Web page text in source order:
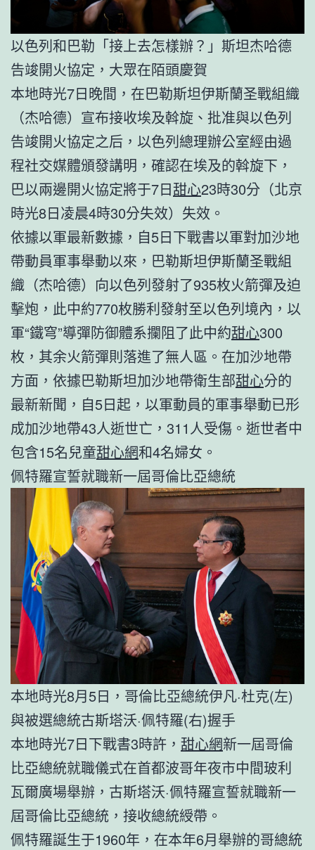
以色列和巴勒「接上去怎樣辦？」斯坦杰哈德
告竣開火協定，大眾在陌頭慶賀
本地時光7日晚間，在巴勒斯坦伊斯蘭圣戰組織
（杰哈德）宣布接收埃及斡旋、批准與以色列
告竣開火協定之后，以色列總理辦公室經由過
程社交媒體頒發講明，確認在埃及的斡旋下，
巴以兩邊開火協定將于7日甜心23時30分（北京
時光8日凌晨4時30分失效）失效。
依據以軍最新數據，自5日下戰書以軍對加沙地
帶動員軍事舉動以來，巴勒斯坦伊斯蘭圣戰組
織（杰哈德）向以色列發射了935枚火箭彈及迫
擊炮，此中約770枚勝利發射至以色列境內，以
軍“鐵穹”導彈防御體系攔阻了此中約甜心300
枚，其余火箭彈則落進了無人區。在加沙地帶
方面，依據巴勒斯坦加沙地帶衛生部甜心分的
最新新聞，自5日起，以軍動員的軍事舉動已形
成加沙地帶43人逝世亡，311人受傷。逝世者中
包含15名兒童甜心網和4名婦女。
佩特羅宣誓就職新一屆哥倫比亞總統
本地時光8月5日，哥倫比亞總統伊凡·杜克(左)
與被選總統古斯塔沃·佩特羅(右)握手
本地時光7日下戰書3時許， 甜心網新一屆哥倫
比亞總統就職儀式在首都波哥年夜市中間玻利
瓦爾廣場舉辦，古斯塔沃·佩特羅宣誓就職新一
屆哥倫比亞總統，接收總統綬帶。
佩特羅誕生于1960年，在本年6月舉辦的哥總統